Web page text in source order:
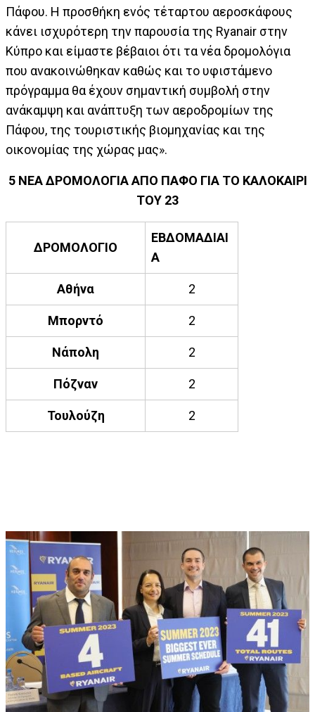
Πάφου. Η προσθήκη ενός τέταρτου αεροσκάφους
κάνει ισχυρότερη την παρουσία της Ryanair στην
Κύπρο και είμαστε βέβαιοι ότι τα νέα δρομολόγια
που ανακοινώθηκαν καθώς και το υφιστάμενο
πρόγραμμα θα έχουν σημαντική συμβολή στην
ανάκαμψη και ανάπτυξη των αεροδρομίων της
Πάφου, της τουριστικής βιομηχανίας και της
οικονομίας της χώρας μας».
5 ΝΕΑ ΔΡΟΜΟΛΟΓΙΑ ΑΠΟ ΠΑΦΟ ΓΙΑ ΤΟ ΚΑΛΟΚΑΙΡΙ
ΤΟΥ 23
ΔΡΟΜΟΛΟΓΙΟ
ΕΒΔΟΜΑΔΙΑI
Α
Αθήνα 2
Μπορντό 2
Νάπολη 2
Πόζναν 2
Τουλούζη 2